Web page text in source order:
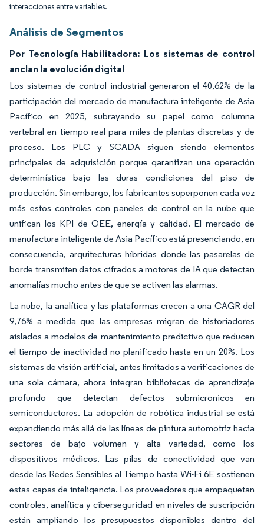
interacciones entre variables.
Análisis de Segmentos
Por Tecnología Habilitadora: Los sistemas de control
anclan la evolución digital
Los sistemas de control industrial generaron el 40,62% de la
participación del mercado de manufactura inteligente de Asia
Pacífico en 2025, subrayando su papel como columna
vertebral en tiempo real para miles de plantas discretas y de
proceso. Los PLC y SCADA siguen siendo elementos
principales de adquisición porque garantizan una operación
determinística bajo las duras condiciones del piso de
producción. Sin embargo, los fabricantes superponen cada vez
más estos controles con paneles de control en la nube que
unifican los KPI de OEE, energía y calidad. El mercado de
manufactura inteligente de Asia Pacífico está presenciando, en
consecuencia, arquitecturas híbridas donde las pasarelas de
borde transmiten datos cifrados a motores de IA que detectan
anomalías mucho antes de que se activen las alarmas.
La nube, la analítica y las plataformas crecen a una CAGR del
9,76% a medida que las empresas migran de historiadores
aislados a modelos de mantenimiento predictivo que reducen
el tiempo de inactividad no planificado hasta en un 20%. Los
sistemas de visión artificial, antes limitados a verificaciones de
una sola cámara, ahora integran bibliotecas de aprendizaje
profundo que detectan defectos submicronicos en
semiconductores. La adopción de robótica industrial se está
expandiendo más allá de las líneas de pintura automotriz hacia
sectores de bajo volumen y alta variedad, como los
dispositivos médicos. Las pilas de conectividad que van
desde las Redes Sensibles al Tiempo hasta Wi-Fi 6E sostienen
estas capas de inteligencia. Los proveedores que empaquetan
controles, analítica y ciberseguridad en niveles de suscripción
están ampliando los presupuestos disponibles dentro del